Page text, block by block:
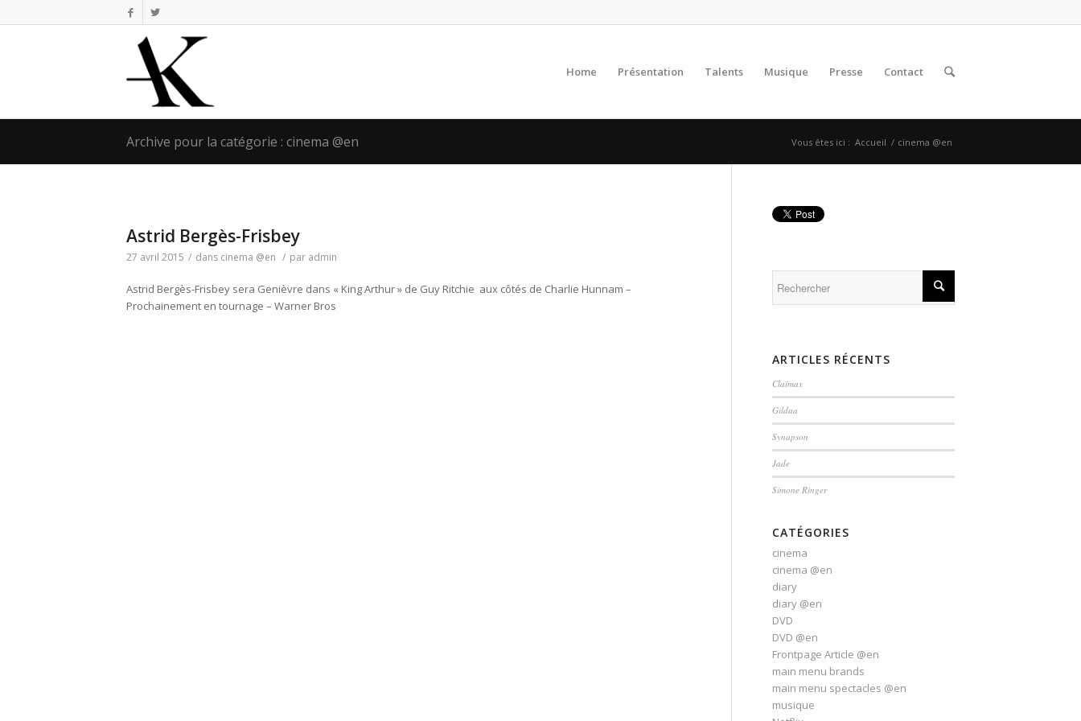
Home Présentation Talents Musique Presse Contact
Archive pour la catégorie : cinema @en Vous êtes ici : Accueil / cinema @en
Astrid Bergès-Frisbey
27 avril 2015 / dans cinema @en / par admin
Astrid Bergès-Frisbey sera Genièvre dans « King Arthur » de Guy Ritchie aux côtés de Charlie Hunnam –
Prochainement en tournage – Warner Bros
ARTICLES RÉCENTS
Claïmax
Gildaa
Synapson
Jade
Simone Ringer
CATÉGORIES
cinema
cinema @en
diary
diary @en
DVD
DVD @en
Frontpage Article @en
main menu brands
main menu spectacles @en
musique